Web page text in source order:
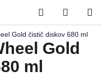
Hľadať
KOŠÍK
Gold čistič diskov 680 ml
Gold
ml